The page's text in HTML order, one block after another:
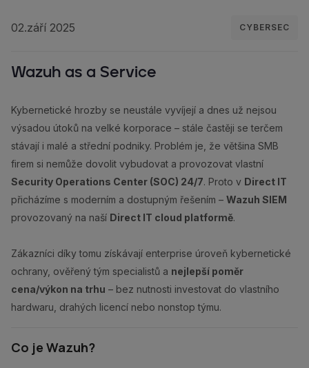
02.září 2025 CYBERSEC
Wazuh as a Service
Kybernetické hrozby se neustále vyvíjejí a dnes už nejsou
výsadou útoků na velké korporace – stále častěji se terčem
stávají i malé a střední podniky. Problém je, že většina SMB
firem si nemůže dovolit vybudovat a provozovat vlastní
Security Operations Center (SOC) 24/7. Proto v Direct IT
přicházíme s moderním a dostupným řešením – Wazuh SIEM
provozovaný na naší Direct IT cloud platformě.
Zákazníci díky tomu získávají enterprise úroveň kybernetické
ochrany, ověřený tým specialistů a nejlepší poměr
cena/výkon na trhu – bez nutnosti investovat do vlastního
hardwaru, drahých licencí nebo nonstop týmu.
Co je Wazuh?